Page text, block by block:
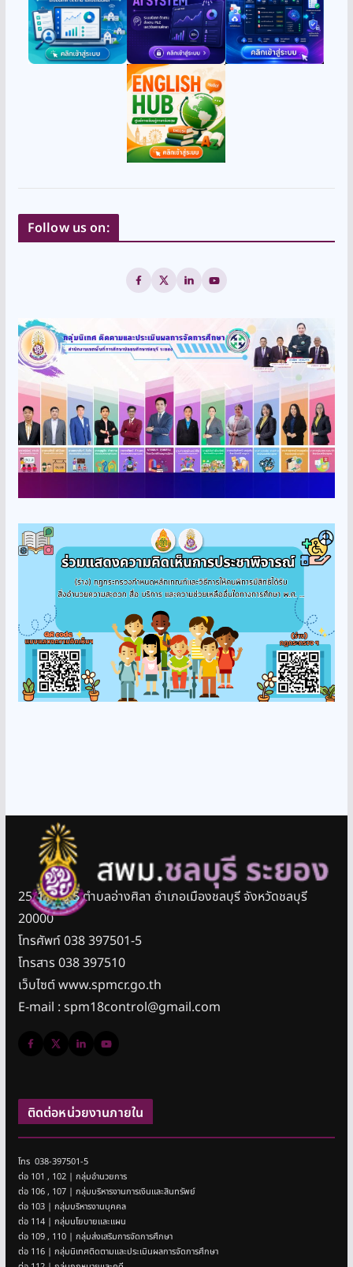
Follow us on:
25/11 หมู่ 5 ตำบลอ่างศิลา อำเภอเมืองชลบุรี จังหวัดชลบุรี
20000
โทรศัพท์ 038 397501-5
โทรสาร 038 397510
เว็บไซต์ www.spmcr.go.th
E-mail : spm18control@gmail.com
ติดต่อหน่วยงานภายใน
โทร 038-397501-5
ต่อ 101 , 102 | กลุ่มอำนวยการ
ต่อ 106 , 107 | กลุ่มบริหารงานการเงินและสินทรัพย์
ต่อ 103 | กลุ่มบริหารงานบุคคล
ต่อ 114 | กลุ่มนโยบายและแผน
ต่อ 109 , 110 | กลุ่มส่งเสริมการจัดการศึกษา
ต่อ 116 | กลุ่มนิเทศติดตามและประเมินผลการจัดการศึกษา